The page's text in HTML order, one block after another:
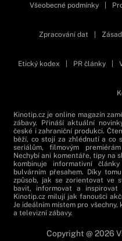
Všeobecné podmínky
Zpracování dat
Etický kodex PR články
Kinotip.cz je online magazín
zábavy. Přináší aktuální
české i zahraniční produkci.
běží, co stojí za zhlédnutí a co
seriálům, filmovým
Nechybí ani komentáře, tipy na
kombinuje informativní
bulvárním přesahem. Díky
způsob, jak se zorientovat ve
bavit, informovat a
Kinotip.cz milují jak fanoušci
Je ideálním místem pro
a televizní zábavy.
Copyright @ 2026